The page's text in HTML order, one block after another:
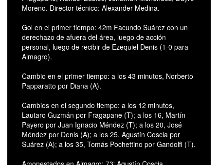
Moreno. Director técnico: Alexander Medina.
Gol en el primer tiempo: 42m Facundo Suárez con un
derechazo de afuera del área, luego de acción
personal, luego de recibir de Ezequiel Denis (1-0 para
Almagro).
Cambio en el primer tiempo: a los 43 minutos, Norberto
Papparatto por Diana (A).
Cambios en el segundo tiempo: a los 12 minutos,
Lautaro Guzmán por Fragapane (T); a los 16, Martín
Payero por Juan Ignacio Méndez (T); a los 20, José
Méndez por Denis (A); a los 25, Agustín Coscia por
Suárez (A); a los 35, Tomás Pochettino por Gandolfi (T).